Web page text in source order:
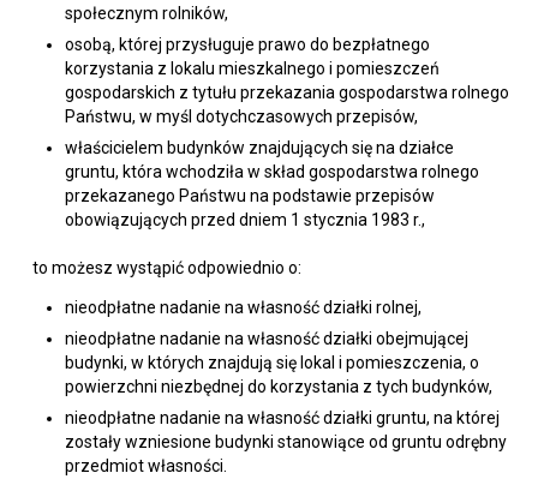
społecznym rolników,
osobą, której przysługuje prawo do bezpłatnego
korzystania z lokalu mieszkalnego i pomieszczeń
gospodarskich z tytułu przekazania gospodarstwa rolnego
Państwu, w myśl dotychczasowych przepisów,
właścicielem budynków znajdujących się na działce
gruntu, która wchodziła w skład gospodarstwa rolnego
przekazanego Państwu na podstawie przepisów
obowiązujących przed dniem 1 stycznia 1983 r.,
to możesz wystąpić odpowiednio o:
nieodpłatne nadanie na własność działki rolnej,
nieodpłatne nadanie na własność działki obejmującej
budynki, w których znajdują się lokal i pomieszczenia, o
powierzchni niezbędnej do korzystania z tych budynków,
nieodpłatne nadanie na własność działki gruntu, na której
zostały wzniesione budynki stanowiące od gruntu odrębny
przedmiot własności.